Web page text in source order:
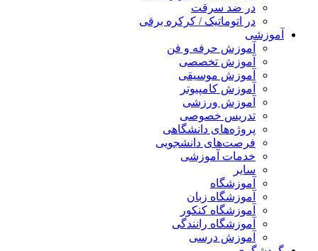
در ضد سرقت
در اتوماتیک / کرکره برقی
آموزشی
آموزش حرفه و فن
آموزش تخصصی
آموزش موسیقی
آموزش کامپیوتر
آموزش ورزشی
تدریس خصوصی
پروژه‌های دانشگاهی
فرصت‌های دانشجویی
خدمات آموزشی
سایر
آموزشگاه
آموزشگاه زبان
آموزشگاه کنکور
آموزشگاه رانندگی
آموزش درسی